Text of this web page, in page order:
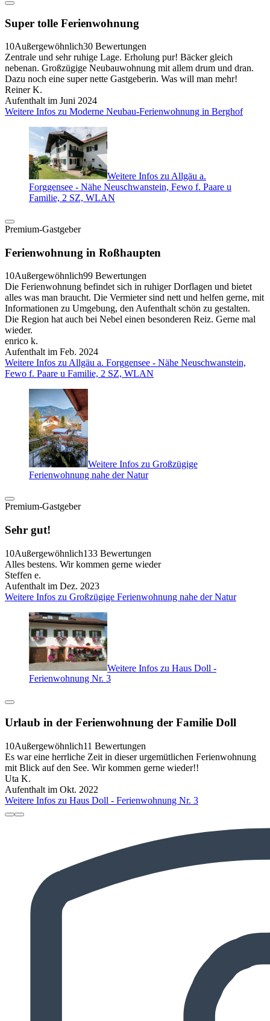
Super tolle Ferienwohnung
10Außergewöhnlich30 Bewertungen
Zentrale und sehr ruhige Lage. Erholung pur! Bäcker gleich
nebenan. Großzügige Neubauwohnung mit allem drum und dran.
Dazu noch eine super nette Gastgeberin. Was will man mehr!
Reiner K.
Aufenthalt im Juni 2024
Weitere Infos zu Moderne Neubau-Ferienwohnung in Berghof
Weitere Infos zu Allgäu a.
Forggensee - Nähe Neuschwanstein, Fewo f. Paare u
Familie, 2 SZ, WLAN
Premium-Gastgeber
Ferienwohnung in Roßhaupten
10Außergewöhnlich99 Bewertungen
Die Ferienwohnung befindet sich in ruhiger Dorflagen und bietet
alles was man braucht. Die Vermieter sind nett und helfen gerne, mit
Informationen zu Umgebung, den Aufenthalt schön zu gestalten.
Die Region hat auch bei Nebel einen besonderen Reiz. Gerne mal
wieder.
enrico k.
Aufenthalt im Feb. 2024
Weitere Infos zu Allgäu a. Forggensee - Nähe Neuschwanstein,
Fewo f. Paare u Familie, 2 SZ, WLAN
Weitere Infos zu Großzügige
Ferienwohnung nahe der Natur
Premium-Gastgeber
Sehr gut!
10Außergewöhnlich133 Bewertungen
Alles bestens. Wir kommen gerne wieder
Steffen e.
Aufenthalt im Dez. 2023
Weitere Infos zu Großzügige Ferienwohnung nahe der Natur
Weitere Infos zu Haus Doll -
Ferienwohnung Nr. 3
Urlaub in der Ferienwohnung der Familie Doll
10Außergewöhnlich11 Bewertungen
Es war eine herrliche Zeit in dieser urgemütlichen Ferienwohnung
mit Blick auf den See. Wir kommen gerne wieder!!
Uta K.
Aufenthalt im Okt. 2022
Weitere Infos zu Haus Doll - Ferienwohnung Nr. 3